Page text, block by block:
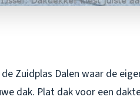
Zuidplas Dalen waar de
dak. Plat dak voor een